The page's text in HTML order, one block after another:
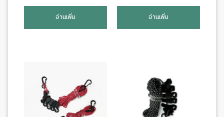
อ่านเพิ่ม อ่านเพิ่ม